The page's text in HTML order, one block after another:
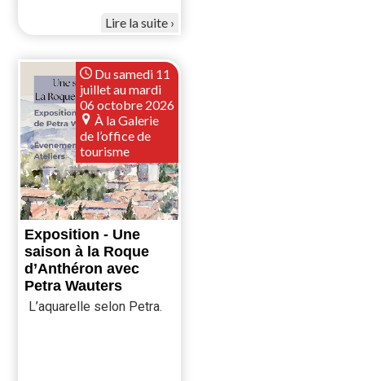
Lire la suite
Du samedi 11
juillet au mardi
06 octobre 2026
À la Galerie
de l’office de
tourisme
Exposition - Une
saison à la Roque
d’Anthéron avec
Petra Wauters
L’aquarelle selon Petra.